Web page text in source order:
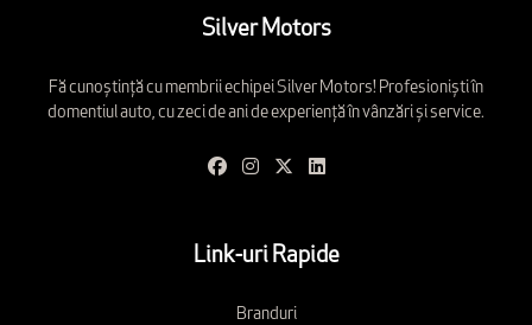
Silver Motors
Fă cunoștință cu membrii echipei Silver Motors! Profesioniști în
domentiul auto, cu zeci de ani de experiență în vânzări și service.
Link-uri Rapide
Branduri